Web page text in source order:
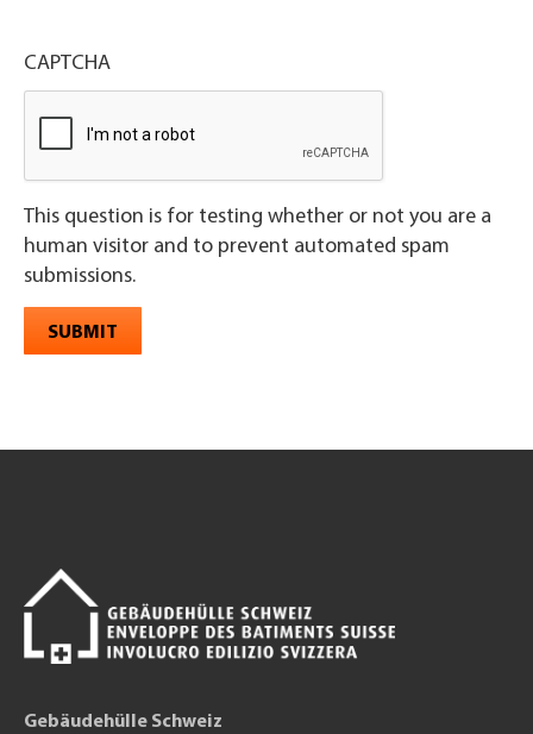
CAPTCHA
This question is for testing whether or not you are a
human visitor and to prevent automated spam
submissions.
SUBMIT
Gebäudehülle Schweiz